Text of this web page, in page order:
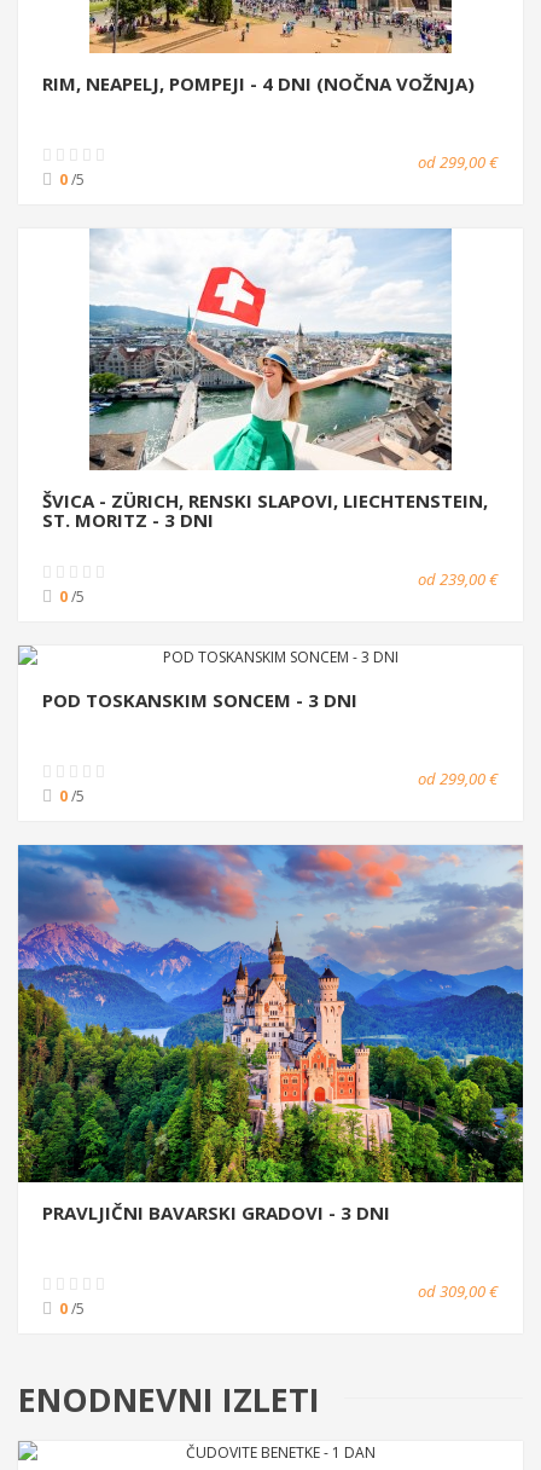
RIM, NEAPELJ, POMPEJI - 4 DNI (NOČNA VOŽNJA)
0/5
od 299,00 €
ŠVICA - ZÜRICH, RENSKI SLAPOVI, LIECHTENSTEIN,
ST. MORITZ - 3 DNI
0/5
od 239,00 €
POD TOSKANSKIM SONCEM - 3 DNI
0/5
od 299,00 €
PRAVLJIČNI BAVARSKI GRADOVI - 3 DNI
0/5
od 309,00 €
ENODNEVNI IZLETI